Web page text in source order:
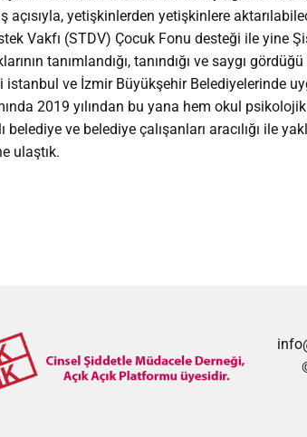
açısıyla, yetişkinlerden yetişkinlere
Vakfı (STDV) Çocuk Fonu desteği ile yine
tanımlandığı, tanındığı ve saygı
istanbul ve İzmir Büyükşehir Belediyelerinde
2019 yılından bu yana hem okul
belediye ve belediye çalışanları aracılığı ile
ulaştık.